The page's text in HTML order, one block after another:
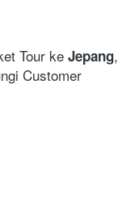
Tour ke Jepang,
Customer